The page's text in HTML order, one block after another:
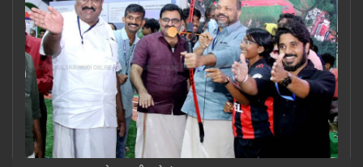
OBITUARY
NEWS 360
CASE DIARY
CINEMA